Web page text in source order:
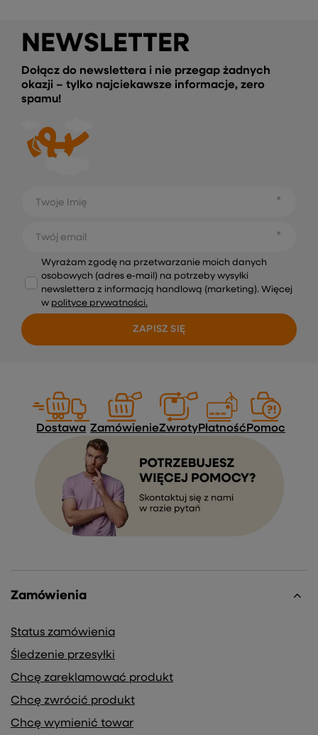
NEWSLETTER
Dołącz do newslettera i nie przegap żadnych
okazji – tylko najciekawsze informacje, zero
spamu!
Twoje Imię
Twój email
Wyrażam zgodę na przetwarzanie moich danych
osobowych (adres e-mail) na potrzeby wysyłki
newslettera z informacją handlową (marketing). Więcej
w polityce prywatności.
ZAPISZ SIĘ
Dostawa ZamówienieZwrotyPłatność Pomoc
Zamówienia
Status zamówienia
Śledzenie przesyłki
Chcę zareklamować produkt
Chcę zwrócić produkt
Chcę wymienić towar